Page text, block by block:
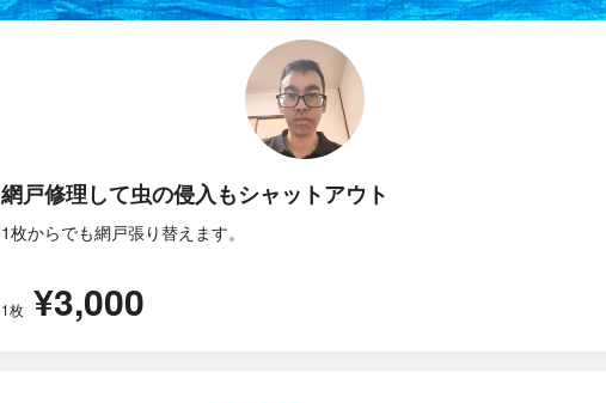
網戸修理して虫の侵入もシャットアウト
1枚からでも網戸張り替えます。
1枚 ¥3,000